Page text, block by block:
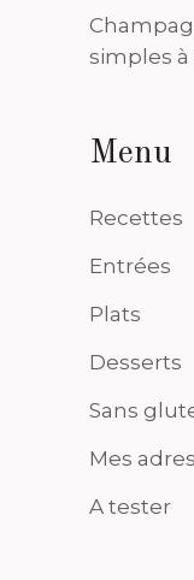
simples à
Menu
Recettes
Entrées
Plats
Desserts
Sans
Mes
A tester